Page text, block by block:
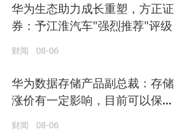
华为生态助力成长重塑，方正证
券：予江淮汽车"强烈推荐"评级
财闻 08-06
华为数据存储产品副总裁：存储
涨价有一定影响，目前可以保证
财闻 08-06